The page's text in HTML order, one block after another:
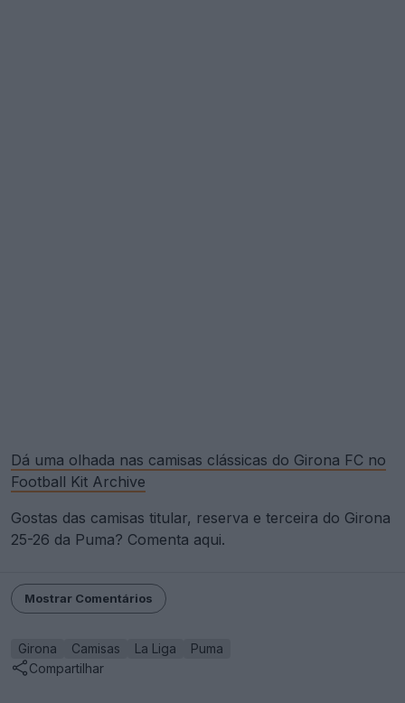
Dá uma olhada nas camisas clássicas do Girona FC no
Football Kit Archive
Gostas das camisas titular, reserva e terceira do Girona
25-26 da Puma? Comenta aqui.
Mostrar Comentários
Girona Camisas La Liga
Puma
Compartilhar